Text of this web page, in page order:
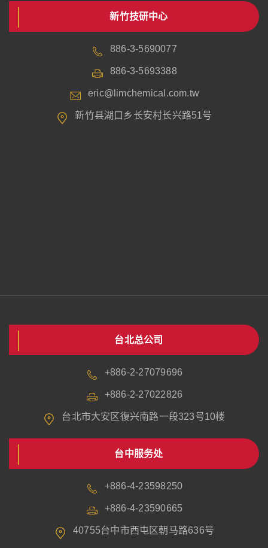
新竹技研中心
886-3-5690077
886-3-5693388
eric@limchemical.com.tw
新竹县湖口乡长安村长兴路51号
台北总公司
+886-2-27079696
+886-2-27022826
台北市大安区復兴南路一段323号10楼
台中服务处
+886-4-23598250
+886-4-23590665
40755台中市西屯区朝马路636号